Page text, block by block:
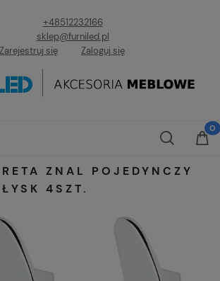
+48512232166
sklep@furniled.pl
Zarejestruj się
Zaloguj się
ZNAL POJEDYNCZY
4SZT.